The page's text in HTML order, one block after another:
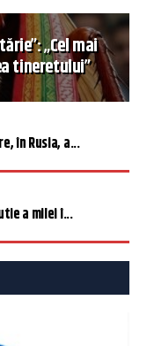
„Cel mai
tineretului”
în Rusia, a...
a milei î...